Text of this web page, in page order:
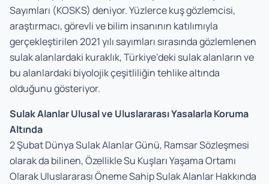
Sayımları (KOSKS) deniyor. Yüzlerce kuş gözlemcisi,
araştırmacı, görevli ve bilim insanının katılımıyla
gerçekleştirilen 2021 yılı sayımları sırasında gözlemlenen
sulak alanlardaki kuraklık, Türkiye’deki sulak alanların ve
bu alanlardaki biyolojik çeşitliliğin tehlike altında
olduğunu gösteriyor.
Sulak Alanlar Ulusal ve Uluslararası Yasalarla Koruma
Altında
2 Şubat Dünya Sulak Alanlar Günü, Ramsar Sözleşmesi
olarak da bilinen, Özellikle Su Kuşları Yaşama Ortamı
Olarak Uluslararası Öneme Sahip Sulak Alanlar Hakkında